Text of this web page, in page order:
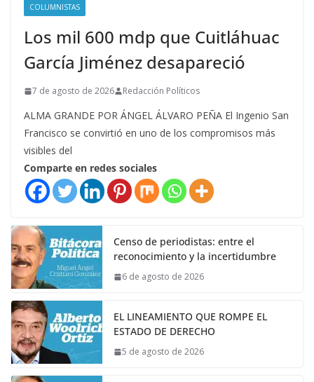
COLUMNISTAS
Los mil 600 mdp que Cuitláhuac
García Jiménez desapareció
7 de agosto de 2026 Redacción Políticos
ALMA GRANDE POR ÁNGEL ÁLVARO PEÑA El Ingenio San
Francisco se convirtió en uno de los compromisos más
visibles del
Comparte en redes sociales
Censo de periodistas: entre el
reconocimiento y la incertidumbre
6 de agosto de 2026
EL LINEAMIENTO QUE ROMPE EL
ESTADO DE DERECHO
5 de agosto de 2026